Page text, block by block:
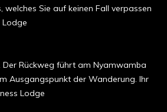
welches Sie auf keinen Fall verpassen
Lodge
Der Rückweg führt am Nyamwamba
Ausgangspunkt der Wanderung. Ihr
Lodge